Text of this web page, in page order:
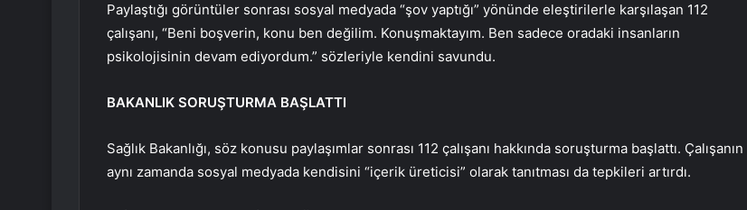
Paylaştığı görüntüler sonrası sosyal medyada “şov yaptığı” yönünde eleştirilerle karşılaşan 112
çalışanı, “Beni boşverin, konu ben değilim. Konuşmaktayım. Ben sadece oradaki insanların
psikolojisinin devam ediyordum.” sözleriyle kendini savundu.
BAKANLIK SORUŞTURMA BAŞLATTI
Sağlık Bakanlığı, söz konusu paylaşımlar sonrası 112 çalışanı hakkında soruşturma başlattı. Çalışanın
aynı zamanda sosyal medyada kendisini “içerik üreticisi” olarak tanıtması da tepkileri artırdı.